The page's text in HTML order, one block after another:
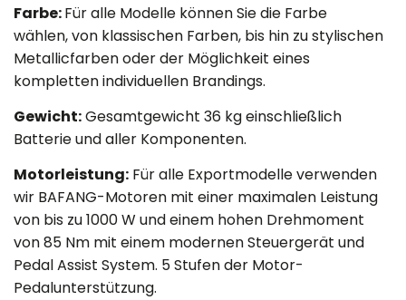
Farbe:Für alle Modelle können Sie die Farbe
wählen, von klassischen Farben, bis hin zu stylischen
Metallicfarben oder der Möglichkeit eines
kompletten individuellen Brandings.
Gewicht:Gesamtgewicht 36 kg einschließlich
Batterie und aller Komponenten.
Motorleistung: Für alle Exportmodelle verwenden
wir BAFANG-Motoren mit einer maximalen Leistung
von bis zu 1000 W und einem hohen Drehmoment
von 85 Nm mit einem modernen Steuergerät und
Pedal Assist System. 5 Stufen der Motor-
Pedalunterstützung.